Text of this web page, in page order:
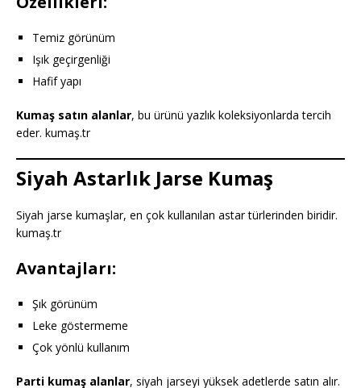
Temiz görünüm
Işık geçirgenliği
Hafif yapı
Kumaş satın alanlar, bu ürünü yazlık koleksiyonlarda tercih
eder. kumaş.tr
Siyah Astarlık Jarse Kumaş
Siyah jarse kumaşlar, en çok kullanılan astar türlerinden biridir.
kumaş.tr
Avantajları:
Şık görünüm
Leke göstermeme
Çok yönlü kullanım
Parti kumaş alanlar, siyah jarseyi yüksek adetlerde satın alır.